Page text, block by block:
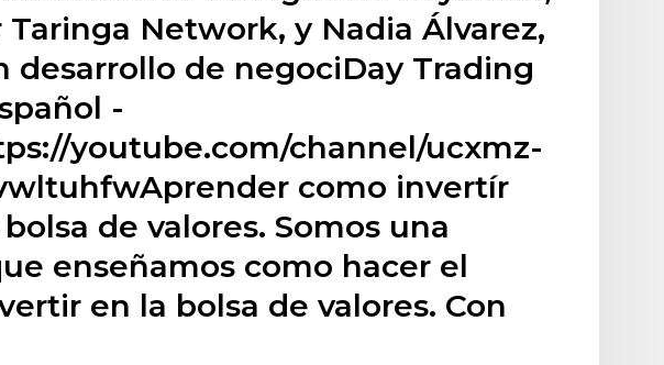
Network, y Nadia Álvarez,
desarrollo de negociDay Trading
-
youtube.com/channel/ucxmz-
como invertír
de valores. Somos una
enseñamos como hacer el
en la bolsa de valores. Con